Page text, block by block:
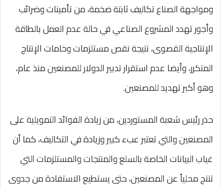
ومواجهة الصناع تكاليف ثابتة ضخمة، من تأمينات وضرائب
وأجور تهدد المشروع الصناعي في حالة عدم العمل بالطاقة
الإنتاجية القصوى، نتيجة نقص مستلزمات وخامات الإنتاج
المتكرر، وأيضا عدم استقرار تدبير الدولار للمصنعين منذ عام،
وهو أكبر تهديد للمصنعين.
حذر رئيس شعبة المستوردين، من زيادة الفوائد التمويلية على
المصنعين والتي تعتبر عبء كبير وزيادة في التكاليف، كما أن
غياب البيانات الخاصة بالسلع والمنتجات والمستلزمات التي
تنتج محلياً عن المصنعين، حتى يستطيع الاستفادة من جدوى